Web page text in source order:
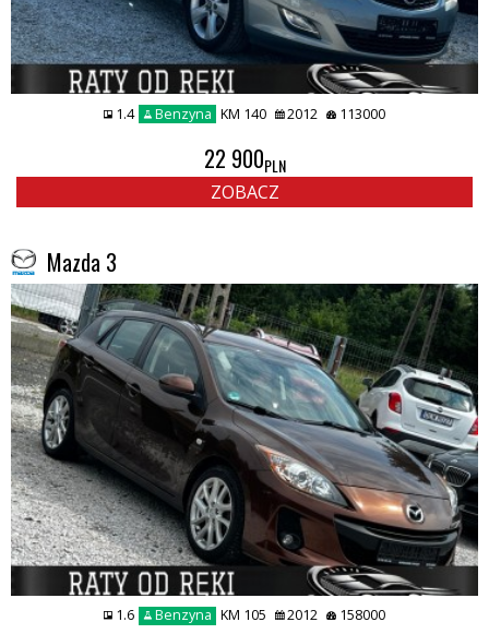
1.4 Benzyna KM 140 2012 113000
22 900PLN
ZOBACZ
Mazda 3
1.6 Benzyna KM 105 2012 158000